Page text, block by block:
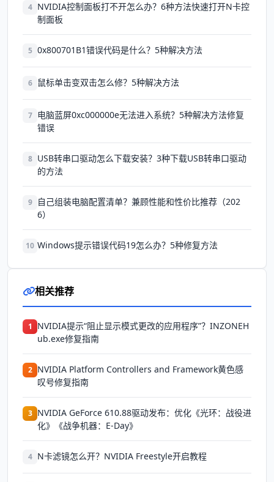
4 NVIDIA控制面板打不开怎么办？6种方法快速打开N卡控
制面板
5 0x800701B1错误代码是什么？5种解决方法
6 鼠标单击变双击怎么修？5种解决方法
7 电脑蓝屏0xc000000e无法进入系统？5种解决方法修复
错误
8 USB转串口驱动怎么下载安装？3种下载USB转串口驱动
的方法
9
自己组装电脑配置清单？兼顾性能和性价比推荐（202
6）
10 Windows提示错误代码19怎么办？5种修复方法
相关推荐
1
NVIDIA提示“阻止显示模式更改的应用程序”？INZONEH
ub.exe修复指南
2 NVIDIA Platform Controllers and Framework黄色感
叹号修复指南
3 NVIDIA GeForce 610.88驱动发布：优化《光环：战役进
化》《战争机器：E-Day》
4 N卡滤镜怎么开？NVIDIA Freestyle开启教程